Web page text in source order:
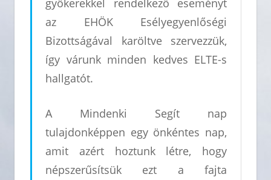
az EHÖK Esélyegyenlőségi
Bizottságával karöltve szervezzük,
így várunk minden kedves ELTE-s
hallgatót.
A Mindenki Segít nap
tulajdonképpen egy önkéntes nap,
amit azért hoztunk létre, hogy
népszerűsítsük ezt a fajta